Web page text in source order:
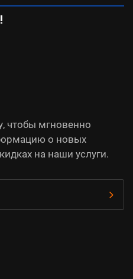
чтобы мгновенно
о новых
на наши услуги.